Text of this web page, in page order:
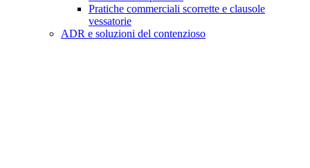
Pratiche commerciali scorrette e clausole
vessatorie
ADR e soluzioni del contenzioso